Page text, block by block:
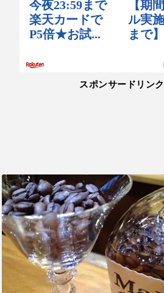
スポンサードリンク